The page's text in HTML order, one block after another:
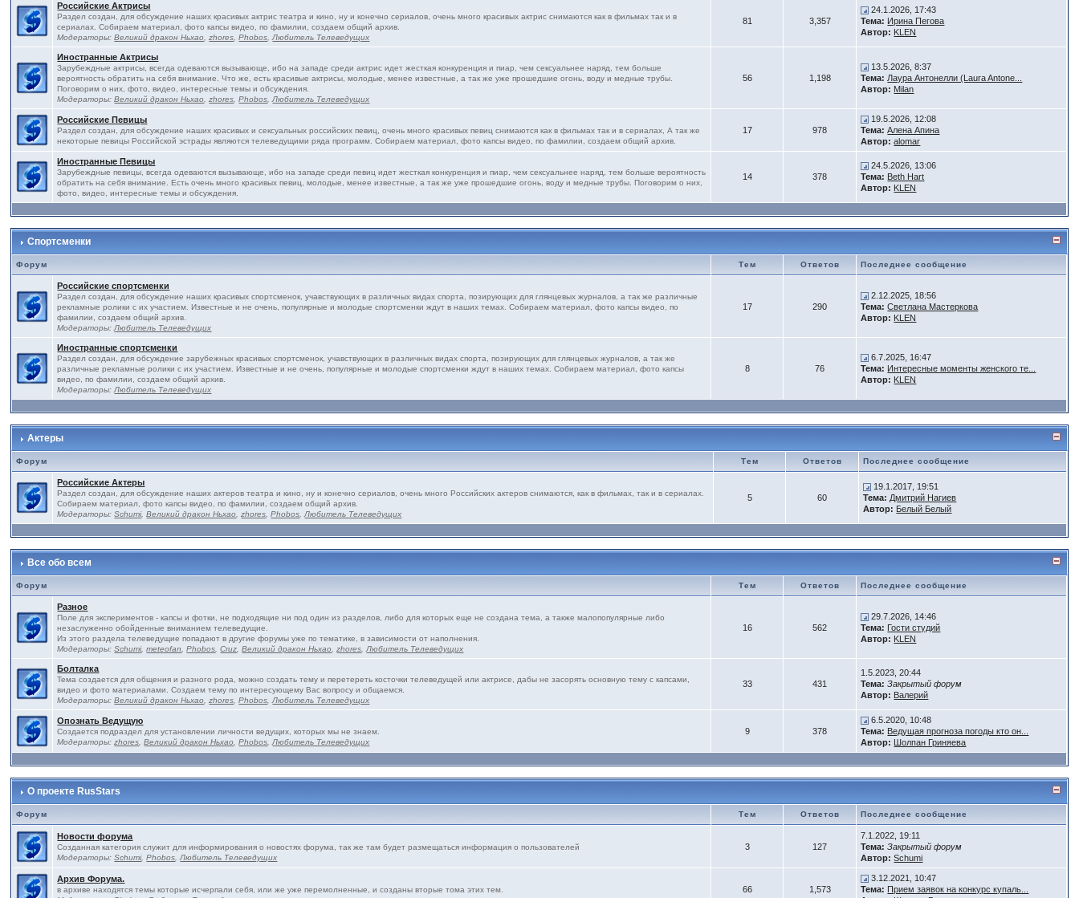
Российские Актрисы
Раздел создан, для обсуждение наших красивых актрис театра и кино, ну и конечно сериалов, очень много красивых актрис снимаются как в фильмах так и в
сериалах. Собираем материал, фото капсы видео, по фамилии, создаем общий архив.
Модераторы:Великий дракон Ньхао,zhores,Phobos,Любитель Телеведущих
81 3,357
24.1.2026, 17:43
Тема: Ирина Пегова
Автор: KLEN
Иностранные Актрисы
Зарубеждные актрисы, всегда одеваются вызывающе, ибо на западе среди актрис идет жесткая конкуренция и пиар, чем сексуальнее наряд, тем больше
вероятность обратить на себя внимание. Что же, есть красивые актрисы, молодые, менее известные, а так же уже прошедшие огонь, воду и медные трубы.
Поговорим о них, фото, видео, интересные темы и обсуждения.
Модераторы:Великий дракон Ньхао,zhores,Phobos,Любитель Телеведущих
56 1,198
13.5.2026, 8:37
Тема: Лаура Антонелли (Laura Antone...
Автор: Milan
Российские Певицы
Раздел создан, для обсуждение наших красивых и сексуальных российских певиц, очень много красивых певиц снимаются как в фильмах так и в сериалах, А так же
некоторые певицы Российской эстрады являются телеведущими ряда программ. Собираем материал, фото капсы видео, по фамилии, создаем общий архив.
17 978
19.5.2026, 12:08
Тема: Алена Апина
Автор: alomar
Иностранные Певицы
Зарубеждные певицы, всегда одеваются вызывающе, ибо на западе среди певиц идет жесткая конкуренция и пиар, чем сексуальнее наряд, тем больше вероятность
обратить на себя внимание. Есть очень много красивых певиц, молодые, менее известные, а так же уже прошедшие огонь, воду и медные трубы. Поговорим о них,
фото, видео, интересные темы и обсуждения.
14 378
24.5.2026, 13:06
Тема: Beth Hart
Автор: KLEN
Спортсменки
Форум Тем Ответов Последнее сообщение
Российские спортсменки
Раздел создан, для обсуждение наших красивых спортсменок, учавствующих в различных видах спорта, позирующих для глянцевых журналов, а так же различные
рекламные ролики с их участием. Известные и не очень, популярные и молодые спортсменки ждут в наших темах. Собираем материал, фото капсы видео, по
фамилии, создаем общий архив.
Модераторы:Любитель Телеведущих
17 290
2.12.2025, 18:56
Тема: Светлана Мастеркова
Автор: KLEN
Иностранные спортсменки
Раздел создан, для обсуждение зарубежных красивых спортсменок, учавствующих в различных видах спорта, позирующих для глянцевых журналов, а так же
различные рекламные ролики с их участием. Известные и не очень, популярные и молодые спортсменки ждут в наших темах. Собираем материал, фото капсы
видео, по фамилии, создаем общий архив.
Модераторы:Любитель Телеведущих
8 76
6.7.2025, 16:47
Тема: Интересные моменты женского те...
Автор: KLEN
Актеры
Форум Тем Ответов Последнее сообщение
Российские Актеры
Раздел создан, для обсуждение наших актеров театра и кино, ну и конечно сериалов, очень много Российских актеров снимаются, как в фильмах, так и в сериалах.
Собираем материал, фото капсы видео, по фамилии, создаем общий архив.
Модераторы:Schumi,Великий дракон Ньхао,zhores,Phobos,Любитель Телеведущих
5 60
19.1.2017, 19:51
Тема: Дмитрий Нагиев
Автор: Белый Белый
Все обо всем
Форум Тем Ответов Последнее сообщение
Разное
Поле для экспериментов - капсы и фотки, не подходящие ни под один из разделов, либо для которых еще не создана тема, а также малопопулярные либо
незаслуженно обойденные вниманием телеведущие.
Из этого раздела телеведущие попадают в другие форумы уже по тематике, в зависимости от наполнения.
Модераторы:Schumi,meteofan,Phobos,Cruz,Великий дракон Ньхао,zhores,Любитель Телеведущих
16 562
29.7.2026, 14:46
Тема: Гости студий
Автор: KLEN
Болталка
Тема создается для общения и разного рода, можно создать тему и перетереть косточки телеведущей или актрисе, дабы не засорять основную тему с капсами,
видео и фото материалами. Создаем тему по интересующему Вас вопросу и общаемся.
Модераторы:Великий дракон Ньхао,zhores,Phobos,Любитель Телеведущих
33 431
1.5.2023, 20:44
Тема: Закрытый форум
Автор: Валерий
Опознать Ведущую
Создается подраздел для установлении личности ведущих, которых мы не знаем.
Модераторы:zhores,Великий дракон Ньхао,Phobos,Любитель Телеведущих
9 378
6.5.2020, 10:48
Тема: Ведущая прогноза погоды кто он...
Автор:
Шолпан Гриняева
О проекте RusStars
Форум Тем Ответов Последнее сообщение
Новости форума
Созданная категория служит для информирования о новостях форума, так же там будет размещаться информация о пользователей
Модераторы:Schumi,Phobos,Любитель Телеведущих
3 127
7.1.2022, 19:11
Тема: Закрытый форум
Автор: Schumi
Архив Форума.
в архиве находятся темы которые исчерпали себя, или же уже перемолненные, и созданы вторые тома этих тем.
66 1,573
3.12.2021, 10:47
Тема: Прием заявок на конкурс купаль...